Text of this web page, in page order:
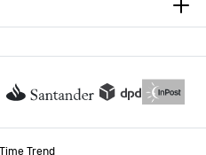
Trend